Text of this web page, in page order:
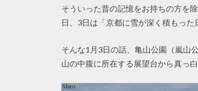
そういった昔の記憶をお持ちの方を
日、3日は「京都に雪が深く積もった
そんな1月3日の話、亀山公園（嵐山
山の中腹に所在する展望台から真っ